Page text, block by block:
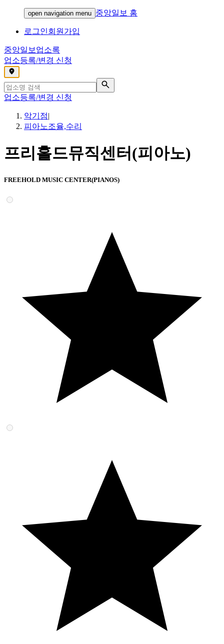
open navigation menu 중앙일보 홈
로그인회원가입
중앙일보 업소록
업소등록/변경 신청
,
업소등록/변경 신청
악기점|
피아노조율,수리
프리홀드뮤직센터(피아노)
FREEHOLD MUSIC CENTER(PIANOS)